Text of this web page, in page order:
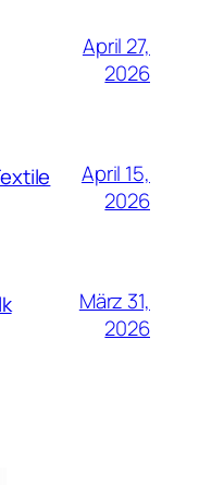
April 27,
2026
April 15,
2026
März 31,
2026